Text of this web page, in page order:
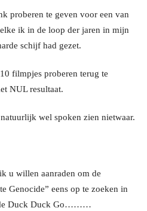
proberen te geven voor een van
ik in de loop der jaren in mijn
schijf had gezet.
filmpjes proberen terug te
NUL resultaat.
wel spoken zien nietwaar.
u willen aanraden om de
Genocide” eens op te zoeken in
Duck Duck Go………